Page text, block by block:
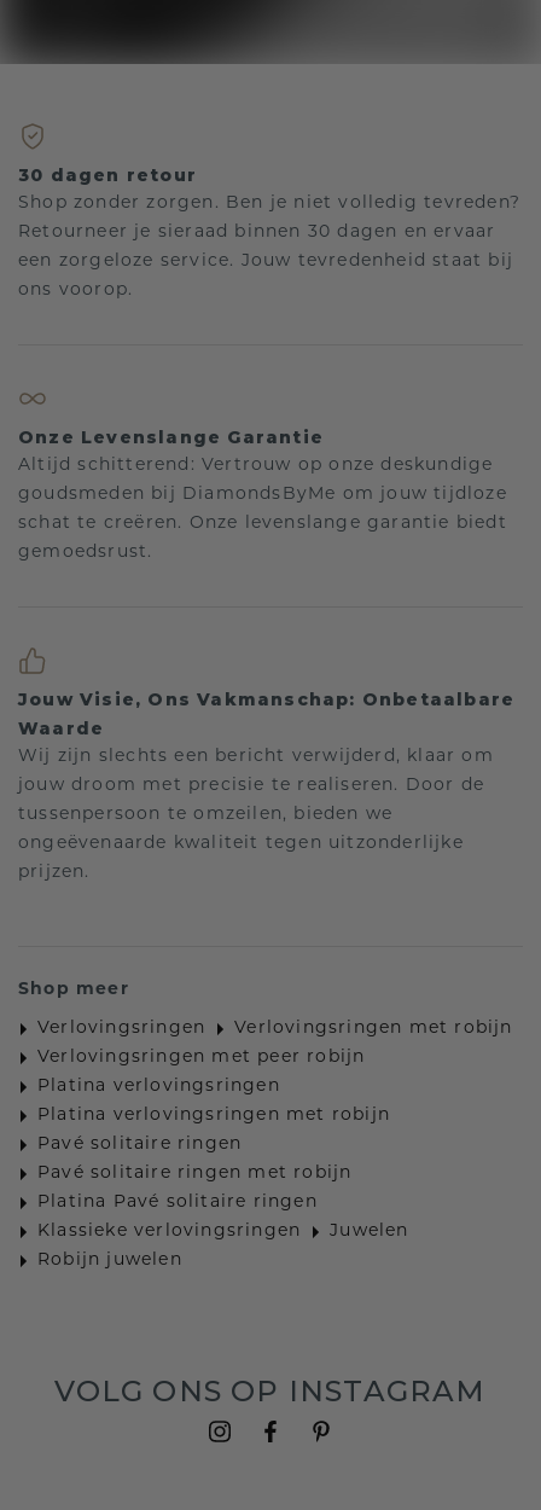
30 dagen retour
Shop zonder zorgen. Ben je niet volledig tevreden?
Retourneer je sieraad binnen 30 dagen en ervaar
een zorgeloze service. Jouw tevredenheid staat bij
ons voorop.
Onze Levenslange Garantie
Altijd schitterend: Vertrouw op onze deskundige
goudsmeden bij DiamondsByMe om jouw tijdloze
schat te creëren. Onze levenslange garantie biedt
gemoedsrust.
Jouw Visie, Ons Vakmanschap: Onbetaalbare
Waarde
Wij zijn slechts een bericht verwijderd, klaar om
jouw droom met precisie te realiseren. Door de
tussenpersoon te omzeilen, bieden we
ongeëvenaarde kwaliteit tegen uitzonderlijke
prijzen.
Shop meer
Verlovingsringen
Verlovingsringen met robijn
Verlovingsringen met peer robijn
Platina verlovingsringen
Platina verlovingsringen met robijn
Pavé solitaire ringen
Pavé solitaire ringen met robijn
Platina Pavé solitaire ringen
Klassieke verlovingsringen
Juwelen
Robijn juwelen
VOLG ONS OP INSTAGRAM